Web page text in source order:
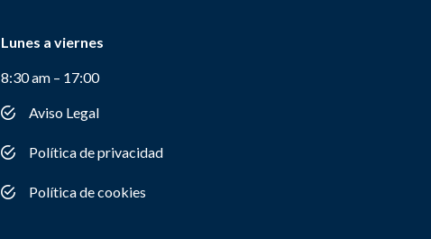
Lunes a viernes
8:30 am – 17:00
Aviso Legal
Política de privacidad
Política de cookies